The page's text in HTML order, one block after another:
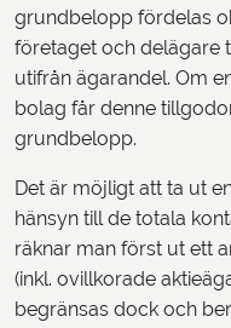
grundbelopp fördelas
företaget och delägare
utifrån ägarandel. Om
bolag får denne
grundbelopp.
Det är möjligt att ta ut
hänsyn till de totala
räknar man först ut ett
(inkl. ovillkorade
begränsas dock och